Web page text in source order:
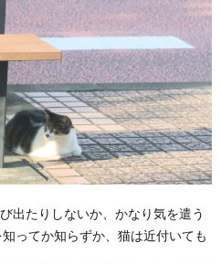
出たりしないか、かなり気を遣う
ってか知らずか、猫は近付いても